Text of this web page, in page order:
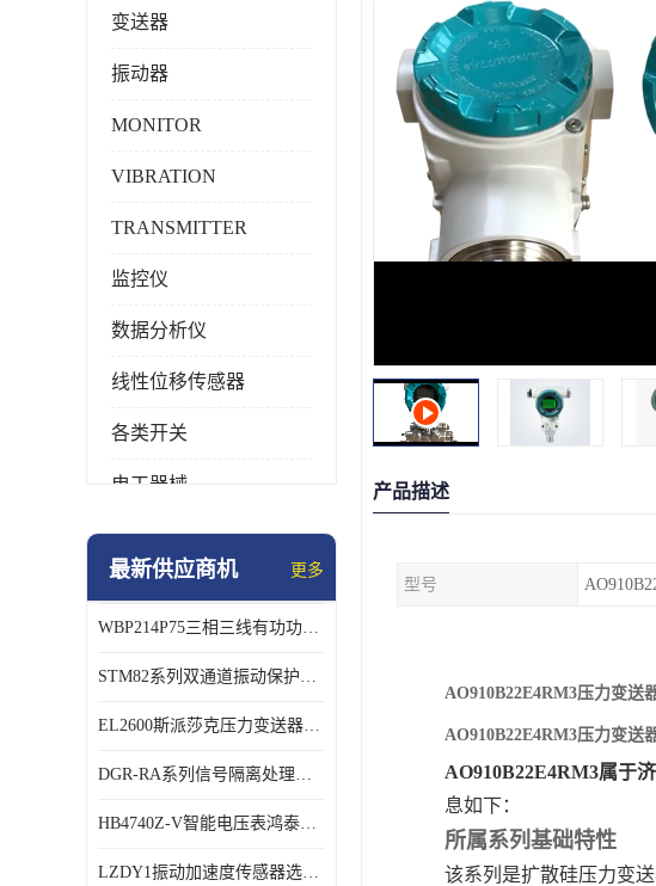
变送器
振动器
MONITOR
VIBRATION
TRANSMITTER
监控仪
数据分析仪
线性位移传感器
各类开关
电工器械
模块化产品
特殊用处传感器
特殊用途变送器
最新供应商机 更多
WBP214P75三相三线有功功率传感器鸿泰顺达产品稳定性好
STM82系列双通道振动保护表鸿泰产品技术规格
EL2600斯派莎克压力变送器技术规格
DGR-RA系列信号隔离处理器鸿泰产品技术规格
HB4740Z-V智能电压表鸿泰产品外形美观大方
LZDY1振动加速度传感器选型资料
产品描述
型号
AO910B22E4RM3压力变送
AO910B22E4RM3压力变送
AO910B22E4RM3属于
息如下：
所属系列基础特性
该系列是扩散硅压力变送